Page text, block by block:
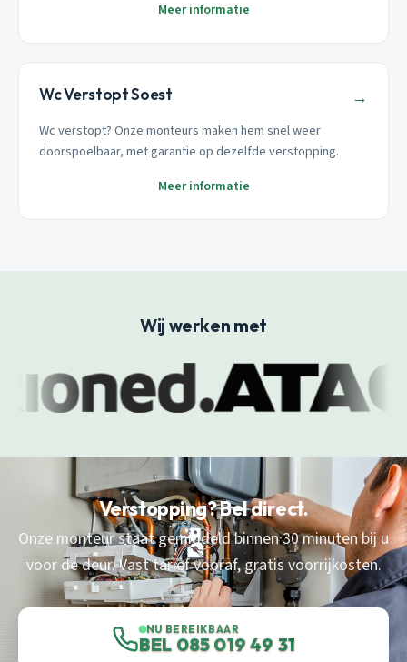
Meer informatie
Wc Verstopt Soest →
Wc verstopt? Onze monteurs maken hem snel weer
doorspoelbaar, met garantie op dezelfde verstopping.
Meer informatie
Wij werken met
Verstopping? Bel direct.
Onze monteur staat gemiddeld binnen 30 minuten bij u
voor de deur. Vast tarief vooraf, gratis voorrijkosten.
NU BEREIKBAAR
BEL 085 019 49 31